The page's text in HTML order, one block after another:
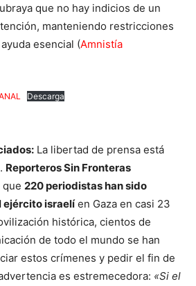
que no hay indicios de un
manteniendo restricciones
esencial (Amnistía
Descarga
La libertad de prensa está
Reporteros Sin Fronteras
que 220 periodistas han sido
ejército israelíen Gaza en casi 23
histórica, cientos de
de todo el mundo se han
estos crímenes y pedir el fin de
es estremecedora: «Si el